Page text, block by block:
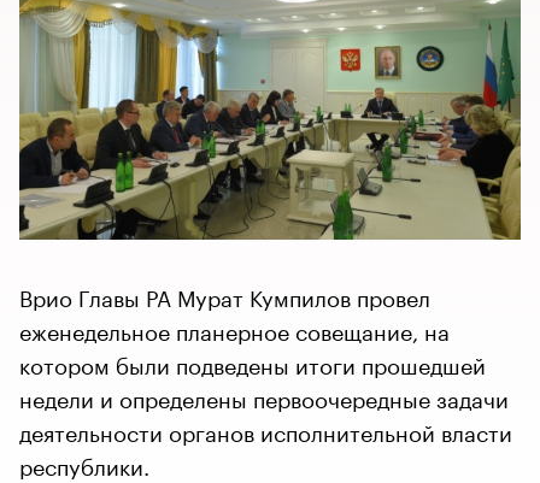
Врио Главы РА Мурат Кумпилов провел
еженедельное планерное совещание, на
котором были подведены итоги прошедшей
недели и определены первоочередные задачи
деятельности органов исполнительной власти
республики.